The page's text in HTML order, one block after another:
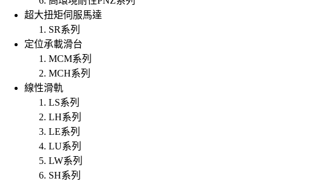
超大扭矩伺服馬達
SR系列
定位承載滑台
MCM系列
MCH系列
線性滑軌
LS系列
LH系列
LE系列
LU系列
LW系列
SH系列